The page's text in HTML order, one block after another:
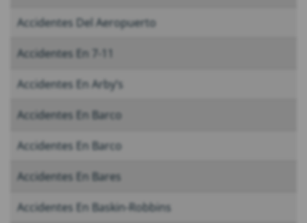
Accidentes Del Aeropuerto
Accidentes En 7-11
Accidentes En Arby’s
Accidentes En Barco
Accidentes En Barco
Accidentes En Bares
Accidentes En Baskin-Robbins